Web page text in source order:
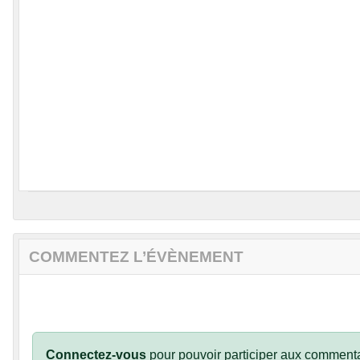
COMMENTEZ L’ÉVÈNEMENT
Connectez-vous pour pouvoir participer aux